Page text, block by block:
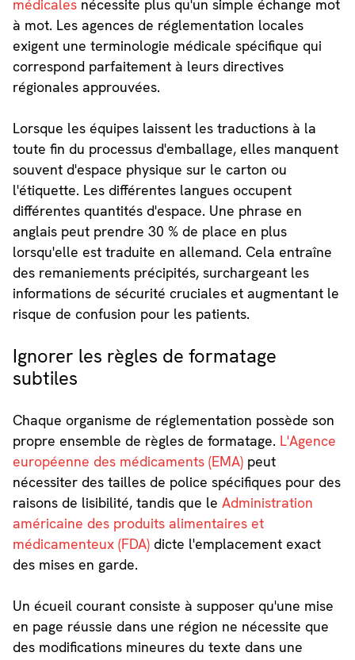
médicalesnécessite plus qu'un simple échange mot
à mot. Les agences de réglementation locales
exigent une terminologie médicale spécifique qui
correspond parfaitement à leurs directives
régionales approuvées.
Lorsque les équipes laissent les traductions à la
toute fin du processus d'emballage, elles manquent
souvent d'espace physique sur le carton ou
l'étiquette. Les différentes langues occupent
différentes quantités d'espace. Une phrase en
anglais peut prendre 30 % de place en plus
lorsqu'elle est traduite en allemand. Cela entraîne
des remaniements précipités, surchargeant les
informations de sécurité cruciales et augmentant le
risque de confusion pour les patients.
Ignorer les règles de formatage
subtiles
Chaque organisme de réglementation possède son
propre ensemble de règles de formatage. L'Agence
européenne des médicaments (EMA)peut
nécessiter des tailles de police spécifiques pour des
raisons de lisibilité, tandis que le Administration
américaine des produits alimentaires et
médicamenteux (FDA)dicte l'emplacement exact
des mises en garde.
Un écueil courant consiste à supposer qu'une mise
en page réussie dans une région ne nécessite que
des modifications mineures du texte dans une